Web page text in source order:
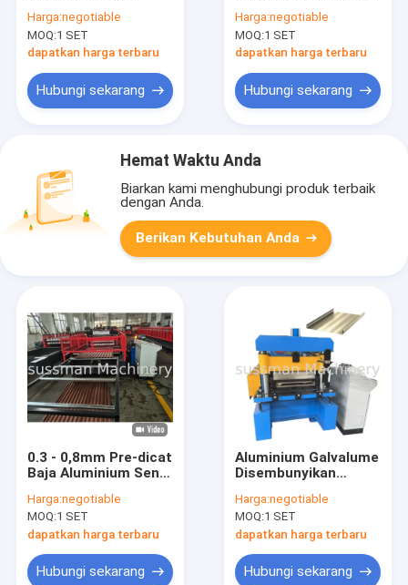
Hydraulic Roof Sheet
Curving
Harga:negotiable
MOQ:1 SET
dapatkan harga terbaru
Hubungi sekarang
Roof Roller Forming
Machine Secara
Otomatis
Harga:negotiable
MOQ:1 SET
dapatkan harga terbaru
Hubungi sekarang
Hemat Waktu Anda
Biarkan kami menghubungi produk terbaik
dengan Anda.
Berikan Kebutuhan Anda
0.3 - 0,8mm Pre-dicat
Baja Aluminium Seng
corrugated sheet roll
membentuk Mesin
Mesin
Harga:negotiable
MOQ:1 SET
dapatkan harga terbaru
Hubungi sekarang
Aluminium Galvalume
Disembunyikan
" Lebar Clip Locks
175 Adjustable
Standing Seam Roof
Panel Roll Forming M
Harga:negotiable
MOQ:1 SET
dapatkan harga terbaru
Hubungi sekarang